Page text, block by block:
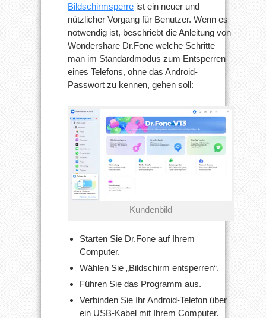
Bildschirmsperre ist ein neuer und
nützlicher Vorgang für Benutzer. Wenn es
notwendig ist, beschriebt die Anleitung von
Wondershare Dr.Fone welche Schritte
man im Standardmodus zum Entsperren
eines Telefons, ohne das Android-
Passwort zu kennen, gehen soll:
Kundenbild
Starten Sie Dr.Fone auf Ihrem
Computer.
Wählen Sie „Bildschirm entsperren“.
Führen Sie das Programm aus.
Verbinden Sie Ihr Android-Telefon über
ein USB-Kabel mit Ihrem Computer.